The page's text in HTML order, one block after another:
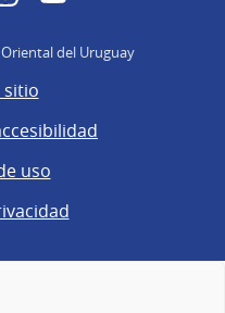
del Uruguay
sitio
uso